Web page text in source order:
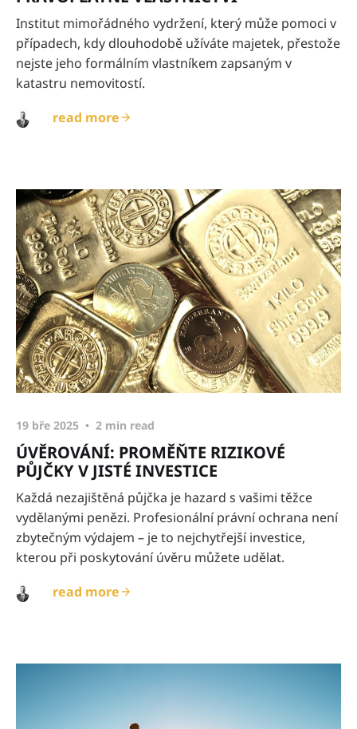
Institut mimořádného vydržení, který může pomoci v
případech, kdy dlouhodobě užíváte majetek, přestože
nejste jeho formálním vlastníkem zapsaným v
katastru nemovitostí.
read more
19 bře 2025 2 min read
ÚVĚROVÁNÍ: PROMĚŇTE RIZIKOVÉ
PŮJČKY V JISTÉ INVESTICE
Každá nezajištěná půjčka je hazard s vašimi těžce
vydělanými penězi. Profesionální právní ochrana není
zbytečným výdajem – je to nejchytřejší investice,
kterou při poskytování úvěru můžete udělat.
read more